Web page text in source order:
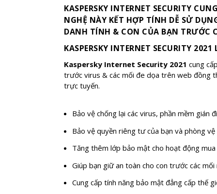
KASPERSKY INTERNET SECURITY
NGHỆ NÀY KẾT HỢP TÍNH DỄ SỬ
DANH TÍNH & CON CỦA BẠN TRƯỚC
KASPERSKY INTERNET SECURITY 2021
Kaspersky Internet Security 2021 cung
trước virus & các mối đe dọa trên web đồng
trực tuyến.
Bảo vệ chống lại các virus, phần mềm
Bảo vệ quyền riêng tư của bạn và phòng
Tăng thêm lớp bảo mật cho hoạt động
Giúp bạn giữ an toàn cho con trước các
Cung cấp tính năng bảo mật đẳng cấp thế